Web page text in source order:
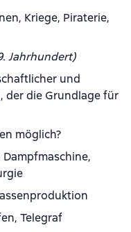
Kriege, Piraterie,
Jahrhundert)
und
der die Grundlage für
möglich?
Telegraf